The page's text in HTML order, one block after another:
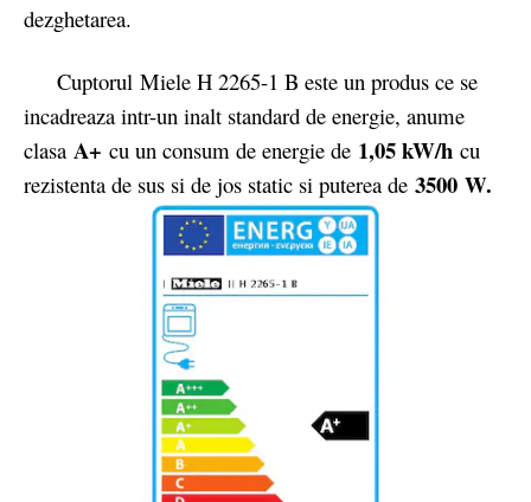
dezghetarea.
Cuptorul Miele H 2265-1 B este un produs ce se
incadreaza intr-un inalt standard de energie, anume
clasa A+ cu un consum de energie de 1,05 kW/h cu
rezistenta de sus si de jos static si puterea de 3500 W.